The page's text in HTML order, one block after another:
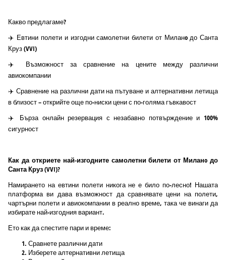
Какво предлагаме?
✈️ Евтини полети и изгодни самолетни билети от Миланo до Санта
Круз (VVI)
✈️ Възможност за сравнение на цените между различни
авиокомпании
✈️ Сравнение на различни дати на пътуване и алтернативни летища
в близост – открийте още по-ниски цени с по-голяма гъвкавост
✈️ Бърза онлайн резервация с незабавно потвърждение и 100%
сигурност
Как да откриете най-изгодните самолетни билети от Миланo до
Санта Круз (VVI)?
Намирането на евтини полети никога не е било по-лесно! Нашата
платформа ви дава възможност да сравнявате цени на полети,
чартърни полети и авиокомпании в реално време, така че винаги да
избирате най-изгодния вариант.
Ето как да спестите пари и време:
Сравнете различни дати
Изберете алтернативни летища